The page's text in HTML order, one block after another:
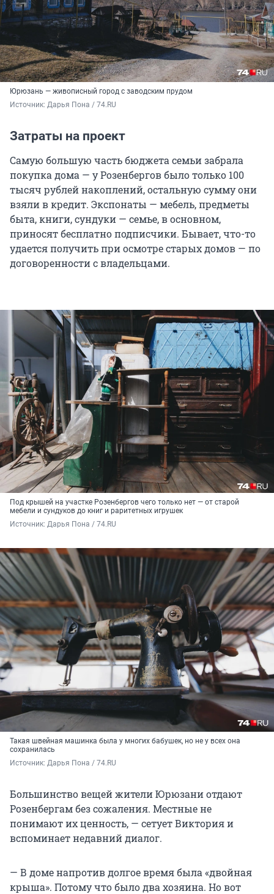
Юрюзань — живописный город с заводским прудом
Источник: Дарья Пона / 74.RU
Затраты на проект
Самую большую часть бюджета семьи забрала
покупка дома — у Розенбергов было только 100
тысяч рублей накоплений, остальную сумму они
взяли в кредит. Экспонаты — мебель, предметы
быта, книги, сундуки — семье, в основном,
приносят бесплатно подписчики. Бывает, что-то
удается получить при осмотре старых домов — по
договоренности с владельцами.
Под крышей на участке Розенбергов чего только нет — от старой
мебели и сундуков до книг и раритетных игрушек
Источник: Дарья Пона / 74.RU
Такая швейная машинка была у многих бабушек, но не у всех она
сохранилась
Источник: Дарья Пона / 74.RU
Большинство вещей жители Юрюзани отдают
Розенбергам без сожаления. Местные не
понимают их ценность, — сетует Виктория и
вспоминает недавний диалог.
— В доме напротив долгое время была «двойная
крыша». Потому что было два хозяина. Но вот